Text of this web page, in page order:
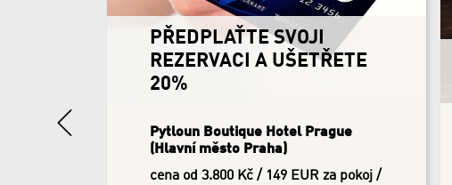
ZŮSTAŇTE 3 NOCI ČI VÍCE
A UŠETŘETE 14%
Pytloun Boutique Hotel Prague
(Hlavní město Praha)
cena od 4.210 Kč / 165 EUR za pokoj /